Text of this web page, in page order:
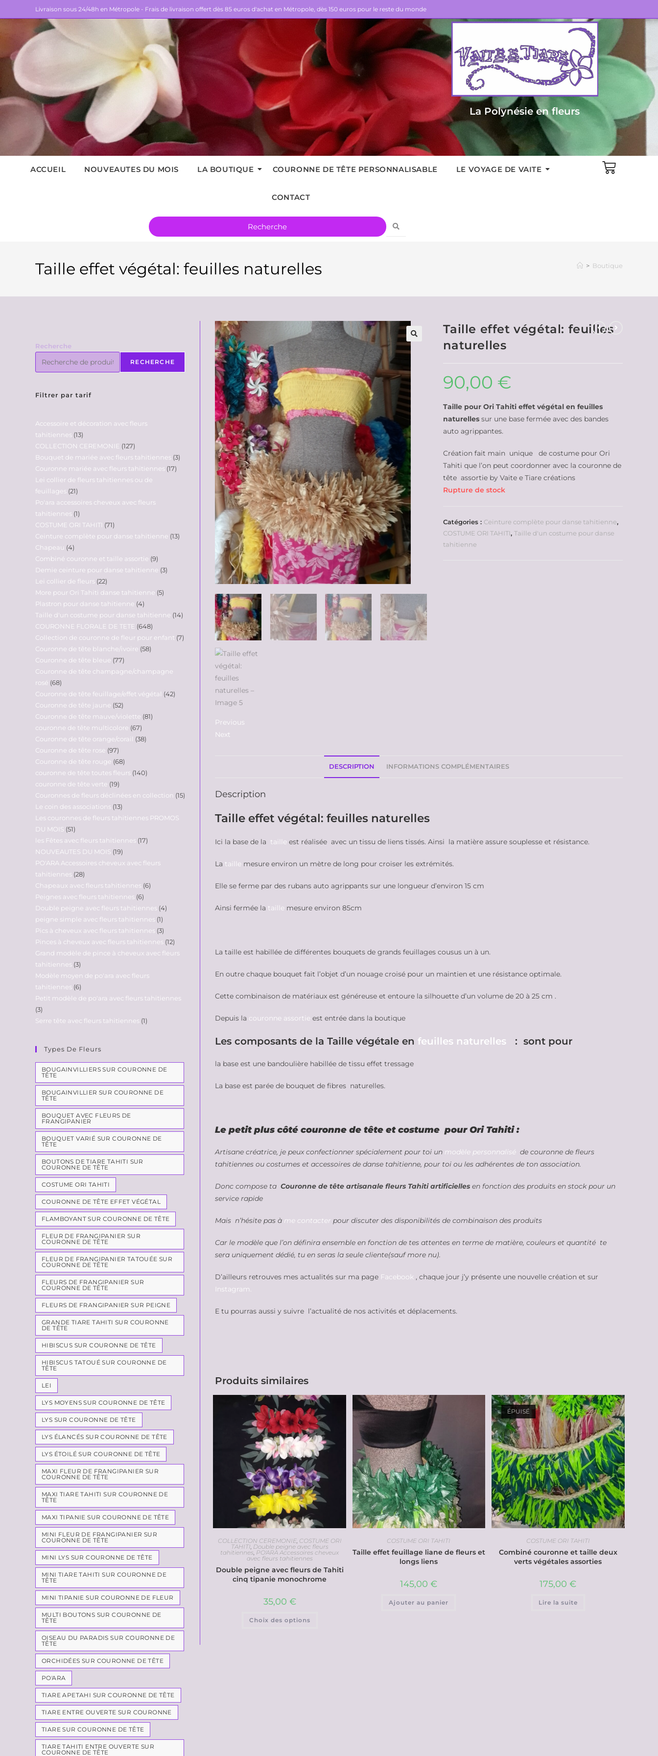
Livraison sous 24/48h en Métropole - Frais de livraison offert dès 85 euros d'achat en Métropole, dès 150 euros pour le reste du monde
La Polynésie en fleurs
ACCUEIL NOUVEAUTES DU MOIS LA BOUTIQUE COURONNE DE TÊTE PERSONNALISABLE LE VOYAGE DE VAITE
CONTACT
Taille effet végétal: feuilles naturelles > Boutique
Previous
Next
Taille effet végétal: feuilles
naturelles
90,00 €
Taille pour Ori Tahiti effet végétal en feuilles
naturelles sur une base fermée avec des bandes
auto agrippantes.
Création fait main unique de costume pour Ori
Tahiti que l’on peut coordonner avec la couronne de
tête assortie by Vaite e Tiare créations
Rupture de stock
Catégories : Ceinture complète pour danse tahitienne,
COSTUME ORI TAHITI,Taille d'un costume pour danse
tahitienne
DESCRIPTION INFORMATIONS COMPLÉMENTAIRES
Description
Taille effet végétal: feuilles naturelles
Ici la base de la taille est réalisée avec un tissu de liens tissés. Ainsi la matière assure souplesse et résistance.
La taille mesure environ un mètre de long pour croiser les extrémités.
Elle se ferme par des rubans auto agrippants sur une longueur d’environ 15 cm
Ainsi fermée la taille mesure environ 85cm
La taille est habillée de différentes bouquets de grands feuillages cousus un à un.
En outre chaque bouquet fait l’objet d’un nouage croisé pour un maintien et une résistance optimale.
Cette combinaison de matériaux est généreuse et entoure la silhouette d’un volume de 20 à 25 cm .
Depuis la couronne assortie est entrée dans la boutique
Les composants de la Taille végétale en feuilles naturelles : sont pour
la base est une bandoulière habillée de tissu effet tressage
La base est parée de bouquet de fibres naturelles.
Le petit plus côté couronne de tête et costume pour Ori Tahiti :
Artisane créatrice, je peux confectionner spécialement pour toi un modèle personnalisé de couronne de fleurs
tahitiennes ou costumes et accessoires de danse tahitienne, pour toi ou les adhérentes de ton association.
Donc compose ta Couronne de tête artisanale fleurs Tahiti artificielles en fonction des produits en stock pour un
service rapide
Mais n’hésite pas à me contacter pour discuter des disponibilités de combinaison des produits
Car le modèle que l’on définira ensemble en fonction de tes attentes en terme de matière, couleurs et quantité te
sera uniquement dédié, tu en seras la seule cliente(sauf more nu).
D’ailleurs retrouves mes actualités sur ma page Facebook , chaque jour j’y présente une nouvelle création et sur
Instagram.
E tu pourras aussi y suivre l’actualité de nos activités et déplacements.
Produits similaires
COLLECTION CEREMONIE, COSTUME ORI
TAHITI, Double peigne avec fleurs
tahitiennes, PO'ARA Accessoires cheveux
avec fleurs tahitiennes
Double peigne avec fleurs de Tahiti
cinq tipanie monochrome
35,00 €
Choix des options
COSTUME ORI TAHITI
Taille effet feuillage liane de fleurs et
longs liens
145,00€
Ajouter au panier
ÉPUISÉ
COSTUME ORI TAHITI
Combiné couronne et taille deux
verts végétales assorties
175,00€
Lire la suite
Recherche
RECHERCHE
Filtrer par tarif
Accessoire et décoration avec fleurs
tahitiennes 13
COLLECTION CEREMONIE 127
Bouquet de mariée avec fleurs tahitiennes 3
Couronne mariée avec fleurs tahitiennes 17
Lei collier de fleurs tahitiennes ou de
feuillages 21
Po'ara accessoires cheveux avec fleurs
tahitiennes 1
COSTUME ORI TAHITI
71
Ceinture complète pour danse tahitienne 13
Chapeau 4
Combiné couronne et taille assortie 9
Demie ceinture pour danse tahitienne 3
Lei collier de fleurs 22
More pour Ori Tahiti danse tahitienne 5
Plastron pour danse tahitienne 4
Taille d'un costume pour danse tahitienne 14
COURONNE FLORALE DE TETE 648
Collection de couronne de fleur pour enfant 7
Couronne de tête blanche/ivoire 58
Couronne de tête bleue 77
Couronne de tête champagne/champagne
rosé 68
Couronne de tête feuillage/effet végétal 42
Couronne de tête jaune 52
Couronne de tête mauve/violette 81
couronne de tête multicolore 67
Couronne de tête orange/corail 38
Couronne de tête rose 97
Couronne de tête rouge 68
couronne de tête toutes fleurs 140
couronne de tête verte 19
Couronnes de fleurs déclinées en collection 15
Le coin des associations 13
Les couronnes de fleurs tahitiennes PROMOS
DU MOIS 51
les Fêtes avec fleurs tahitiennes 17
NOUVEAUTES DU MOIS 19
PO'ARA Accessoires cheveux avec fleurs
tahitiennes 28
Chapeaux avec fleurs tahitiennes 6
Peignes avec fleurs tahitiennes 6
Double peigne avec fleurs tahitiennes 4
peigne simple avec fleurs tahitiennes 1
Pics à cheveux avec fleurs tahitiennes 3
Pinces à cheveux avec fleurs tahitiennes 12
Grand modèle de pince à cheveux avec fleurs
tahitiennes 3
Modèle moyen de po'ara avec fleurs
tahitiennes 6
Petit modèle de po'ara avec fleurs tahitiennes
3
Serre tête avec fleurs tahitiennes 1
Types De Fleurs
BOUGAINVILLIERS SUR COURONNE DE
TÊTE
BOUGAINVILLIER SUR COURONNE DE
TÊTE
BOUQUET AVEC FLEURS DE
FRANGIPANIER
BOUQUET VARIÉ SUR COURONNE DE
TÊTE
BOUTONS DE TIARE TAHITI SUR
COURONNE DE TÊTE
COSTUME ORI TAHITI
COURONNE DE TÊTE EFFET VÉGÉTAL
FLAMBOYANT SUR COURONNE DE TÊTE
FLEUR DE FRANGIPANIER SUR
COURONNE DE TÊTE
FLEUR DE FRANGIPANIER TATOUÉE SUR
COURONNE DE TÊTE
FLEURS DE FRANGIPANIER SUR
COURONNE DE TÊTE
FLEURS DE FRANGIPANIER SUR PEIGNE
GRANDE TIARE TAHITI SUR COURONNE
DE TÊTE
HIBISCUS SUR COURONNE DE TÊTE
HIBISCUS TATOUÉ SUR COURONNE DE
TÊTE
LEI
LYS MOYENS SUR COURONNE DE TÊTE
LYS SUR COURONNE DE TÊTE
LYS ÉLANCÉS SUR COURONNE DE TÊTE
LYS ÉTOILÉ SUR COURONNE DE TÊTE
MAXI FLEUR DE FRANGIPANIER SUR
COURONNE DE TÊTE
MAXI TIARE TAHITI SUR COURONNE DE
TÊTE
MAXI TIPANIE SUR COURONNE DE TÊTE
MINI FLEUR DE FRANGIPANIER SUR
COURONNE DE TÊTE
MINI LYS SUR COURONNE DE TÊTE
MINI TIARE TAHITI SUR COURONNE DE
TÊTE
MINI TIPANIE SUR COURONNE DE FLEUR
MULTI BOUTONS SUR COURONNE DE
TÊTE
OISEAU DU PARADIS SUR COURONNE DE
TÊTE
ORCHIDÉES SUR COURONNE DE TÊTE
PO'ARA
TIARE APETAHI SUR COURONNE DE TÊTE
TIARE ENTRE OUVERTE SUR COURONNE
TIARE SUR COURONNE DE TÊTE
TIARE TAHITI ENTRE OUVERTE SUR
COURONNE DE TÊTE